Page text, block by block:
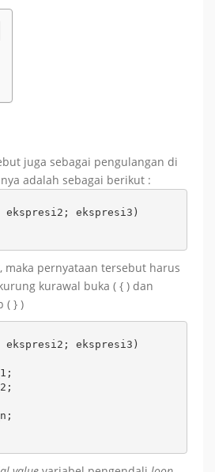
juga sebagai pengulangan di
adalah sebagai berikut :
ekspresi3)
maka pernyataan tersebut harus
kurawal buka ( { ) dan
( } )
ekspresi3)